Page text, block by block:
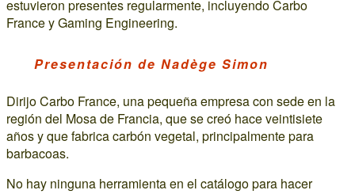
estuvieron presentes regularmente, incluyendo Carbo
France y Gaming Engineering.
Presentación de Nadège Simon
Dirijo Carbo France, una pequeña empresa con sede en la
región del Mosa de Francia, que se creó hace veintisiete
años y que fabrica carbón vegetal, principalmente para
barbacoas.
No hay ninguna herramienta en el catálogo para hacer